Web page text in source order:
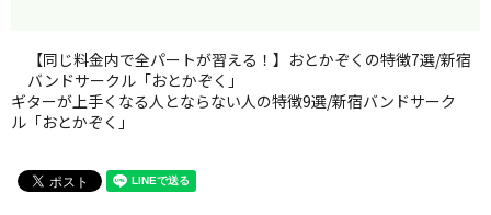
【同じ料金内で全パートが習える！】おとかぞくの特徴7選/新宿
バンドサークル「おとかぞく」
ギターが上手くなる人とならない人の特徴9選/新宿バンドサーク
ル「おとかぞく」